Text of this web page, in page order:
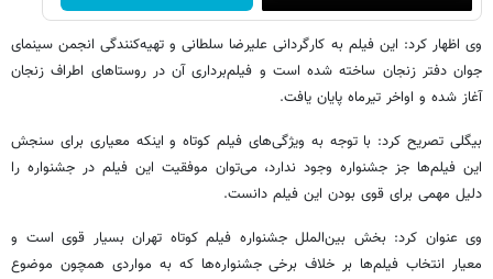
وی اظهار کرد: این فیلم به کارگردانی علیرضا سلطانی و تهیه‌کنندگی انجمن سینمای
جوان دفتر زنجان ساخته شده است و فیلم‌برداری آن در روستاهای اطراف زنجان
آغاز شده و اواخر تیرماه پایان یافت.
بیگلی تصریح کرد: با توجه به ویژگی‌های فیلم کوتاه و اینکه معیاری برای سنجش
این فیلم‌ها جز جشنواره وجود ندارد، می‌توان موفقیت این فیلم در جشنواره را
دلیل مهمی برای قوی بودن این فیلم دانست.
وی عنوان کرد: بخش بین‌الملل جشنواره فیلم کوتاه تهران بسیار قوی است و
معیار انتخاب فیلم‌ها بر خلاف برخی جشنواره‌ها که به مواردی همچون موضوع